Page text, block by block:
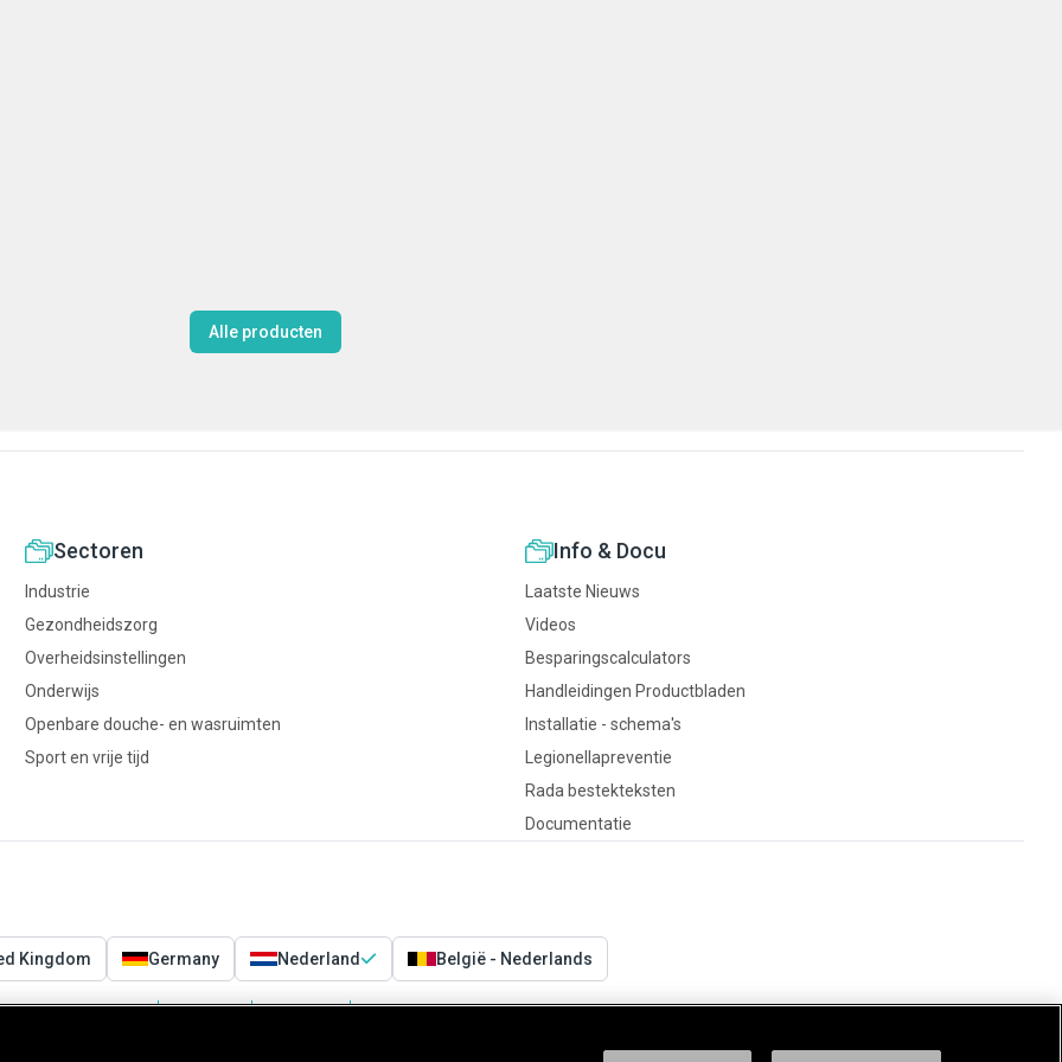
Alle producten
Sectoren
Industrie
Gezondheidszorg
Overheidsinstellingen
Onderwijs
Openbare douche- en wasruimten
Sport en vrije tijd
Info & Docu
Laatste Nieuws
Videos
Besparingscalculators
Handleidingen Productbladen
Installatie - schema's
Legionellapreventie
Rada bestekteksten
Documentatie
Kingdom Germany Nederland België - Nederlands